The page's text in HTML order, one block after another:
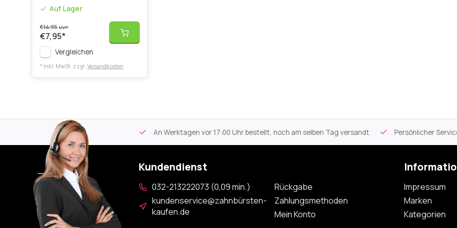
Auf Lager
€14,95UVP
€7,95*
Vergleichen
* Inkl. MwSt. zzgl. Versandkosten
Kostenloser Versand An Werktagen vor 17:00 Uhr bestellt, noch am selben Tag versandt Persönlicher
Kundendienst
032-213222073 (0,09 min.)
kundenservice@zahnbürsten-
kaufen.de
Rückgabe
Zahlungsmethoden
Mein Konto
Impressum
Marken
Kategorien